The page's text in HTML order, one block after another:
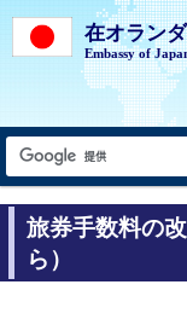
在オラン
Embassy of
旅券手数料の
ら）